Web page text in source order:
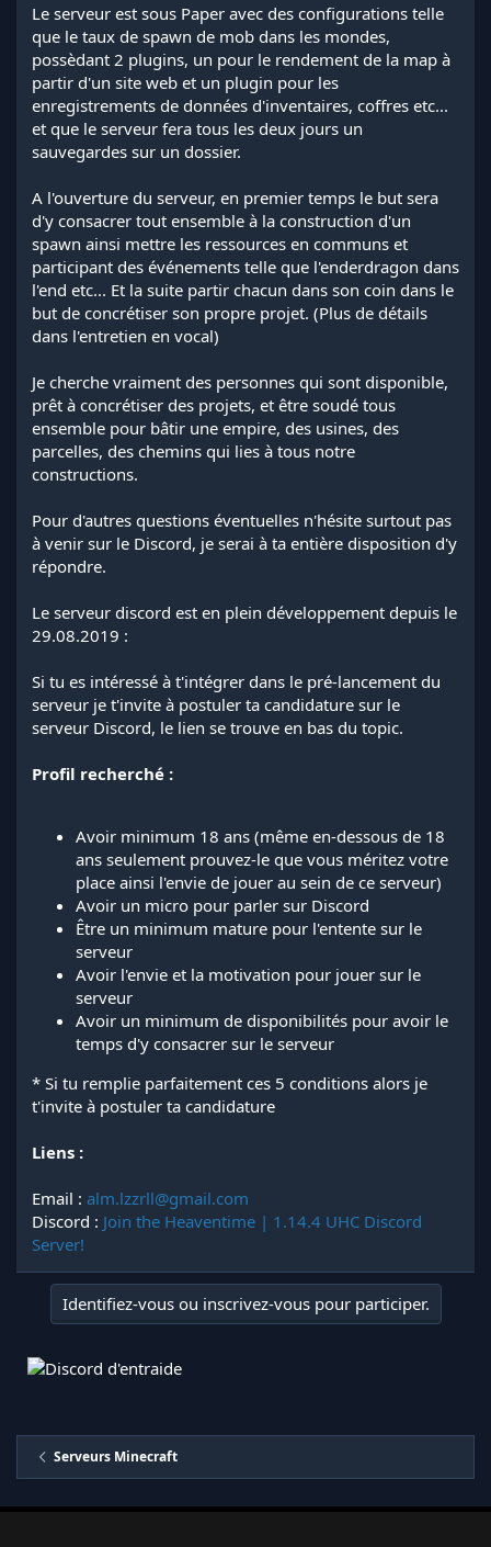
Le serveur est sous Paper avec des configurations telle
que le taux de spawn de mob dans les mondes,
possèdant 2 plugins, un pour le rendement de la map à
partir d'un site web et un plugin pour les
enregistrements de données d'inventaires, coffres etc...
et que le serveur fera tous les deux jours un
sauvegardes sur un dossier.
A l'ouverture du serveur, en premier temps le but sera
d'y consacrer tout ensemble à la construction d'un
spawn ainsi mettre les ressources en communs et
participant des événements telle que l'enderdragon dans
l'end etc... Et la suite partir chacun dans son coin dans le
but de concrétiser son propre projet. (Plus de détails
dans l'entretien en vocal)
Je cherche vraiment des personnes qui sont disponible,
prêt à concrétiser des projets, et être soudé tous
ensemble pour bâtir une empire, des usines, des
parcelles, des chemins qui lies à tous notre
constructions.
Pour d'autres questions éventuelles n'hésite surtout pas
à venir sur le Discord, je serai à ta entière disposition d'y
répondre.
Le serveur discord est en plein développement depuis le
29.08.2019 :
Si tu es intéressé à t'intégrer dans le pré-lancement du
serveur je t'invite à postuler ta candidature sur le
serveur Discord, le lien se trouve en bas du topic.
Profil recherché :
Avoir minimum 18 ans (même en-dessous de 18
ans seulement prouvez-le que vous méritez votre
place ainsi l'envie de jouer au sein de ce serveur)
Avoir un micro pour parler sur Discord
Être un minimum mature pour l'entente sur le
serveur
Avoir l'envie et la motivation pour jouer sur le
serveur
Avoir un minimum de disponibilités pour avoir le
temps d'y consacrer sur le serveur
* Si tu remplie parfaitement ces 5 conditions alors je
t'invite à postuler ta candidature
Liens :
Email : alm.lzzrll@gmail.com
Discord : Join the Heaventime | 1.14.4 UHC Discord
Server!
Identifiez-vous ou inscrivez-vous pour participer.
Serveurs Minecraft